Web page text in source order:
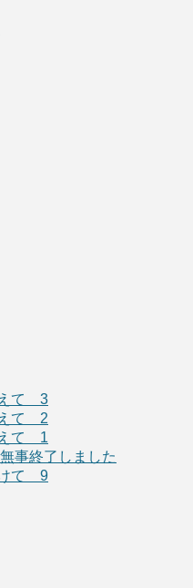
えて 3
えて 2
えて 1
事終了しました
けて 9